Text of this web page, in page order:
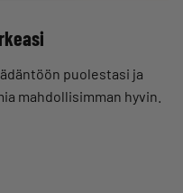
puolestasi ja
mahdollisimman hyvin.